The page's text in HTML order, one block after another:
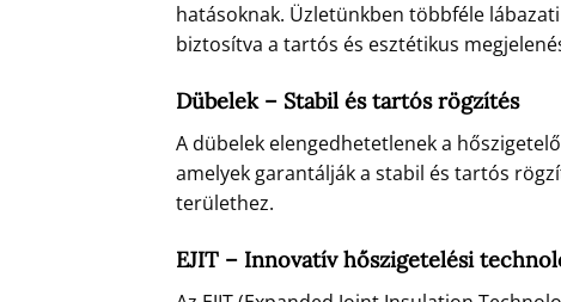
hatásoknak. Üzletünkben többféle
biztosítva a tartós és esztétikus
Dübelek – Stabil és tartós rögzítés
A dübelek elengedhetetlenek a
amelyek garantálják a stabil és tartós
területhez.
EJIT – Innovatív hőszigetelési